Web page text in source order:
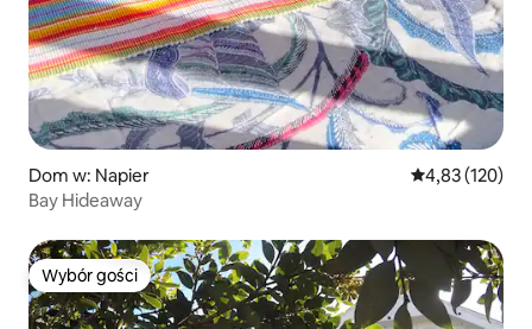
Dom w: Napier Średnia
4,83 (120)
Bay Hideaway
Wybór gości
Wybór gości